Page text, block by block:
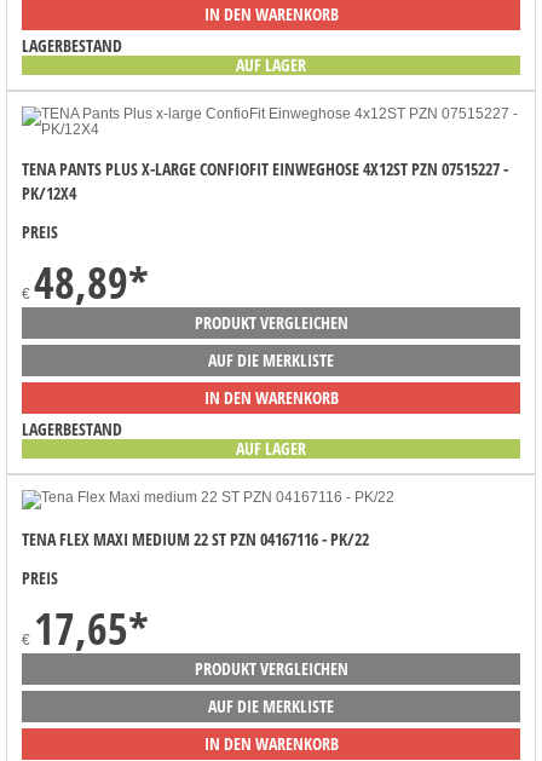
IN DEN WARENKORB
LAGERBESTAND
AUF LAGER
TENA PANTS PLUS X-LARGE CONFIOFIT EINWEGHOSE 4X12ST PZN 07515227 -
PK/12X4
PREIS
€ 48,89*
PRODUKT VERGLEICHEN
AUF DIE MERKLISTE
IN DEN WARENKORB
LAGERBESTAND
AUF LAGER
TENA FLEX MAXI MEDIUM 22 ST PZN 04167116 - PK/22
PREIS
€ 17,65*
PRODUKT VERGLEICHEN
AUF DIE MERKLISTE
IN DEN WARENKORB